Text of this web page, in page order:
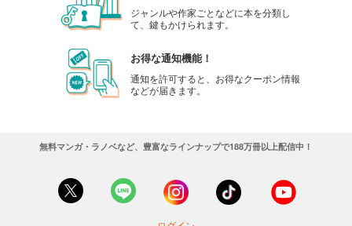
ジャンルや作家ごとなどに本を分類し
て、鍵もかけられます。
お得な通知機能！
通知を許可すると、お得なクーポン情報
などが届きます。
無料マンガ・ラノベなど、豊富なラインナップで188万冊以上配信中！